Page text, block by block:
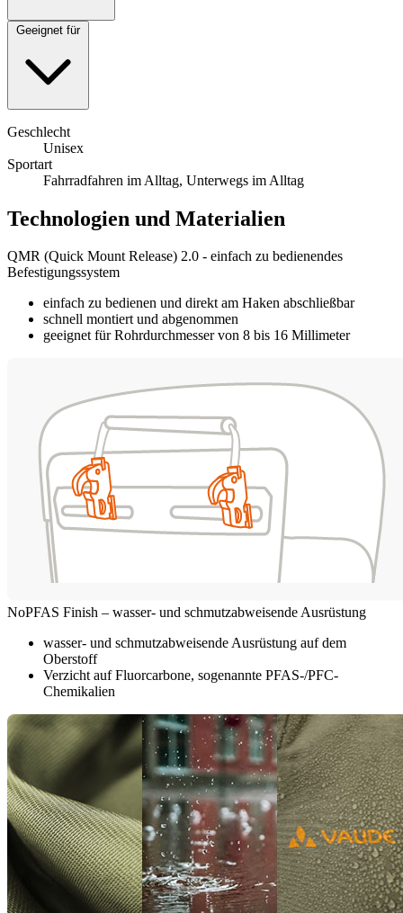
Geeignet für
Geschlecht
Unisex
Sportart
Fahrradfahren im Alltag, Unterwegs im Alltag
Technologien und Materialien
QMR (Quick Mount Release) 2.0 - einfach zu bedienendes
Befestigungssystem
einfach zu bedienen und direkt am Haken abschließbar
schnell montiert und abgenommen
geeignet für Rohrdurchmesser von 8 bis 16 Millimeter
NoPFAS Finish – wasser- und schmutzabweisende Ausrüstung
wasser- und schmutzabweisende Ausrüstung auf dem
Oberstoff
Verzicht auf Fluorcarbone, sogenannte PFAS-/PFC-
Chemikalien